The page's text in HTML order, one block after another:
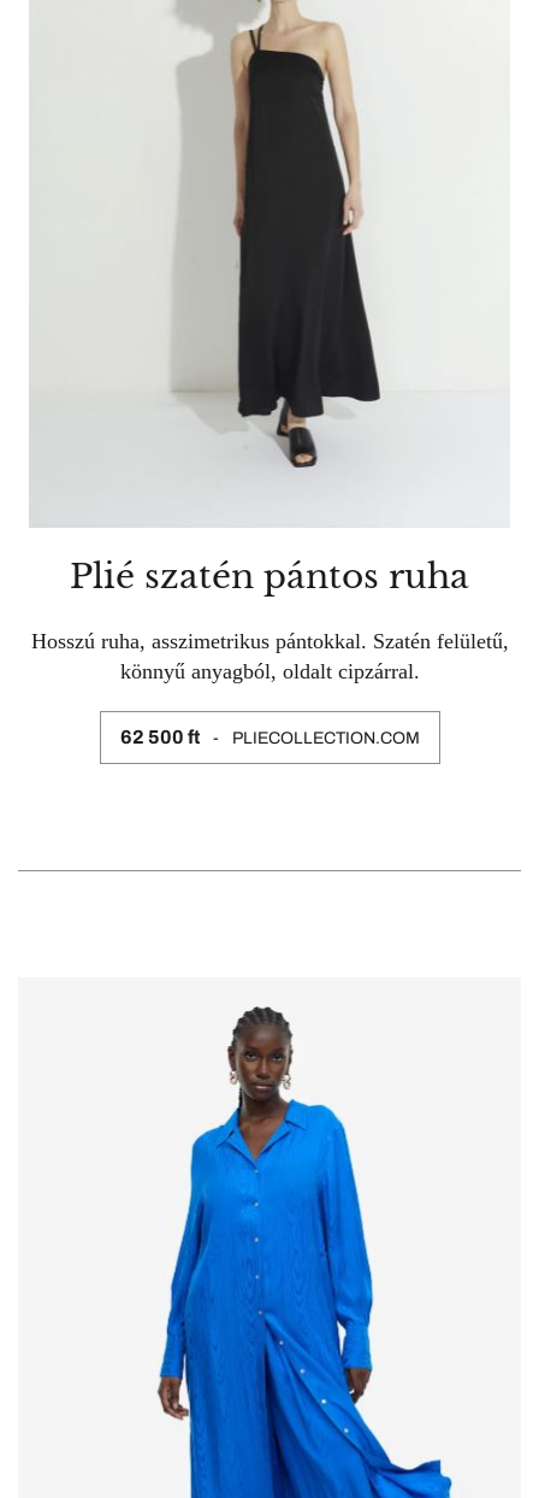
Plié szatén pántos ruha
Hosszú ruha, asszimetrikus pántokkal. Szatén felületű,
könnyű anyagból, oldalt cipzárral.
62 500 ft PLIECOLLECTION.COM